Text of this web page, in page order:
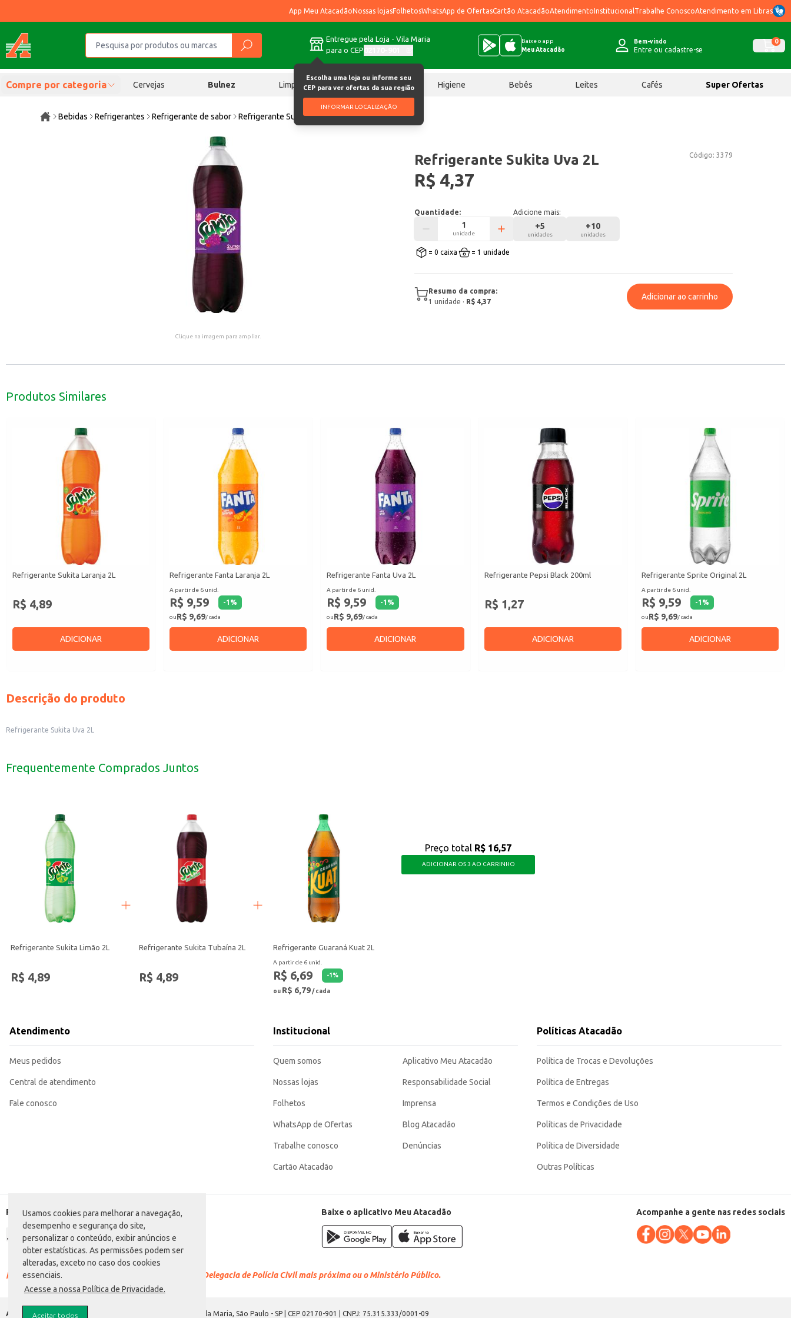
Usamos cookies para melhorar a navegação,
desempenho e segurança do site,
personalizar o conteúdo, exibir anúncios e
obter estatísticas. As permissões podem ser
alteradas, exceto no caso dos cookies
essenciais.
Acesse a nossa Política de Privacidade.
Aceitar todos
App Meu AtacadãoNossas lojasFolhetosWhatsApp de OfertasCartão AtacadãoAtendimentoInstitucional Trabalhe ConoscoAtendimento em Libras
Entregue pela Loja - Vila Maria
para o CEP
Escolha uma loja ou informe seu
CEP para ver ofertas da sua região
INFORMAR LOCALIZAÇÃO
Baixe o app
Meu Atacadão
Bem-vindo
Entre ou cadastre-se
0
Compre por categoria Cervejas Bulnez Limpeza Chocolates Higiene Bebês Leites Cafés Super Ofertas
Bebidas Refrigerantes Refrigerante de sabor Refrigerante Sukita Uva 2L
Clique na imagem para ampliar.
Código: 3379
Refrigerante Sukita Uva 2L
R$ 4,37
Quantidade:
unidade
Adicione mais:
+5
unidades
+10
unidades
= 0 caixa = 1 unidade
Resumo da compra:
1 unidade · R$ 4,37
Adicionar ao carrinho
Produtos Similares
Refrigerante Sukita Laranja 2L
R$ 4,89
ADICIONAR
Refrigerante Fanta Laranja 2L
A partir de 6 unid.
R$ 9,59 -1 %
ouR$ 9,69/ cada
ADICIONAR
Refrigerante Fanta Uva 2L
A partir de 6 unid.
R$ 9,59 -1 %
ouR$ 9,69/ cada
ADICIONAR
Refrigerante Pepsi Black 200ml
R$ 1,27
ADICIONAR
Refrigerante Sprite Original 2L
A partir de 6 unid.
R$ 9,59 -1 %
ouR$ 9,69/ cada
ADICIONAR
Descrição do produto
Refrigerante Sukita Uva 2L
Frequentemente Comprados Juntos
Refrigerante Sukita Limão 2L
R$ 4,89
Refrigerante Sukita Tubaína 2L
R$ 4,89
Refrigerante Guaraná Kuat 2L
A partir de 6 unid.
R$ 6,69 -1 %
ou R$ 6,79/ cada
Preço total R$ 16,57
ADICIONAR OS 3 AO CARRINHO
Atendimento
Meus pedidos
Central de atendimento
Fale conosco
Institucional
Quem somos
Nossas lojas
Folhetos
WhatsApp de Ofertas
Trabalhe conosco
Cartão Atacadão
Aplicativo Meu Atacadão
Responsabilidade Social
Imprensa
Blog Atacadão
Denúncias
Políticas Atacadão
Política de Trocas e Devoluções
Política de Entregas
Termos e Condições de Uso
Políticas de Privacidade
Política de Diversidade
Outras Políticas
Formas de pagamento Baixe o aplicativo Meu Atacadão Acompanhe a gente nas redes sociais
Racismo é crime. Denuncie. Disque 100 ou procure a Delegacia de Polícia Civil mais próxima ou o Ministério Público.
Atacadão S.A. Avenida Morvan Dias de Figueiredo, 6169, Vila Maria, São Paulo - SP | CEP 02170-901 | CNPJ: 75.315.333/0001-09